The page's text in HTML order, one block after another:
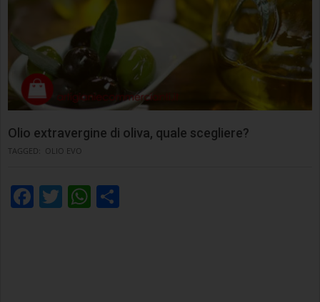
Olio extravergine di oliva, quale scegliere?
TAGGED: OLIO EVO
Facebook
TwitterWhatsApp